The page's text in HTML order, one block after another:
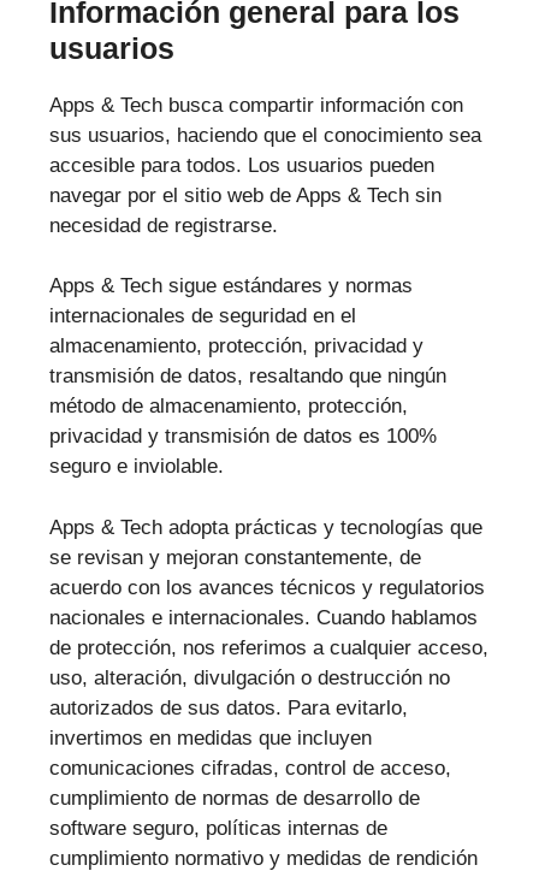
Información general para los
usuarios
Apps & Tech busca compartir información con
sus usuarios, haciendo que el conocimiento sea
accesible para todos. Los usuarios pueden
navegar por el sitio web de Apps & Tech sin
necesidad de registrarse.
Apps & Tech sigue estándares y normas
internacionales de seguridad en el
almacenamiento, protección, privacidad y
transmisión de datos, resaltando que ningún
método de almacenamiento, protección,
privacidad y transmisión de datos es 100%
seguro e inviolable.
Apps & Tech adopta prácticas y tecnologías que
se revisan y mejoran constantemente, de
acuerdo con los avances técnicos y regulatorios
nacionales e internacionales. Cuando hablamos
de protección, nos referimos a cualquier acceso,
uso, alteración, divulgación o destrucción no
autorizados de sus datos. Para evitarlo,
invertimos en medidas que incluyen
comunicaciones cifradas, control de acceso,
cumplimiento de normas de desarrollo de
software seguro, políticas internas de
cumplimiento normativo y medidas de rendición